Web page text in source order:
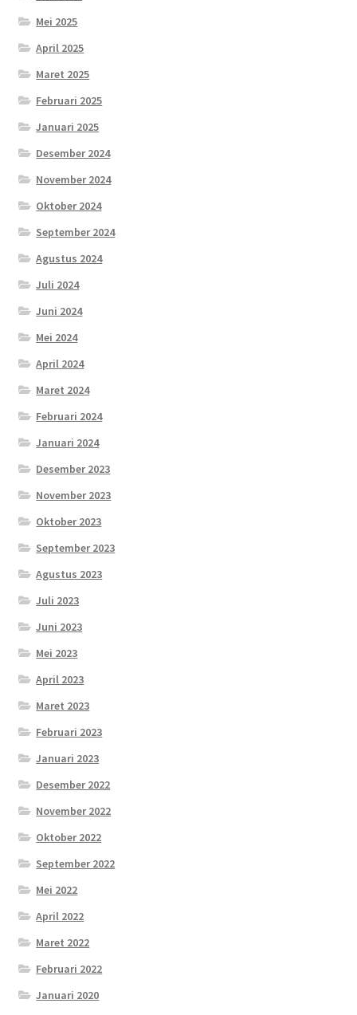
Mei 2025
April 2025
Maret 2025
Februari 2025
Januari 2025
Desember 2024
November 2024
Oktober 2024
September 2024
Agustus 2024
Juli 2024
Juni 2024
Mei 2024
April 2024
Maret 2024
Februari 2024
Januari 2024
Desember 2023
November 2023
Oktober 2023
September 2023
Agustus 2023
Juli 2023
Juni 2023
Mei 2023
April 2023
Maret 2023
Februari 2023
Januari 2023
Desember 2022
November 2022
Oktober 2022
September 2022
Mei 2022
April 2022
Maret 2022
Februari 2022
Januari 2020